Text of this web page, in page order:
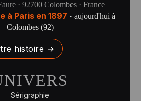
· 92700 Colombes · France
à Paris en 1897 · aujourd'hui à
Colombes (92)
histoire →
Sérigraphie